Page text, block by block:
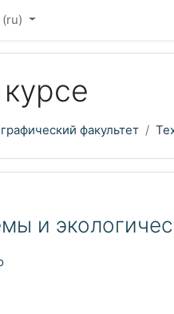
факультет
и